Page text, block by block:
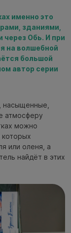
именно это
зданиями,
через Обь. И при
на волшебной
большой
автор серии
насыщенные,
атмосферу
можно
или оленя, а
найдёт в этих